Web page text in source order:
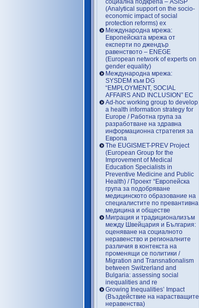
социална подкрепа – ASISP
(Analytical support on the socio-
economic impact of social
protection reforms) ex
Международна мрежа:
Европейската мрежа от
експерти по джендър
равенството – ENEGE
(European network of experts on
gender equality)
Международна мрежа:
SYSDEM към DG
“EMPLOYMENT, SOCIAL
AFFAIRS AND INCLUSION” EC
Ad-hoc working group to develop
a health information strategy for
Europe / Работна група за
разработване на здравна
информационна стратегия за
Европа
The EUGISMET-PREV Project
(European Group for the
Improvement of Medical
Education Specialists in
Preventive Medicine and Public
Health) / Проект “Европейска
група за подобряване
медицинското образование на
специалистите по превантивна
медицина и обществе
Миграция и традиционализъм
между Швейцария и България:
оценяване на социалното
неравенство и регионалните
различия в контекста на
променящи се политики /
Migration and Transnationalism
between Switzerland and
Bulgaria: assessing social
inequalities and re
Growing Inequalities’ Impact
(Въздействие на нарастващите
неравенства)